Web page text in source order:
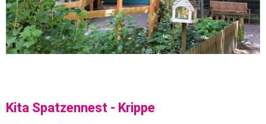
Kita Spatzennest - Krippe